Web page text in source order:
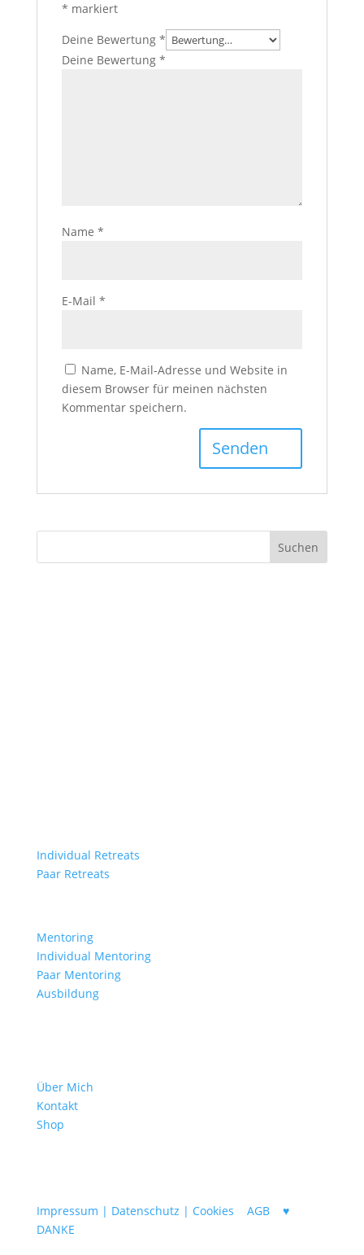
* markiert
Deine Bewertung *
Deine Bewertung *
Name *
E-Mail *
Name, E-Mail-Adresse und Website in
diesem Browser für meinen nächsten
Kommentar speichern.
Suchen
Individual Retreats
Paar Retreats
Mentoring
Individual Mentoring
Paar Mentoring
Ausbildung
Über Mich
Kontakt
Shop
Impressum | Datenschutz | Cookies
AGB| ♥
DANKE